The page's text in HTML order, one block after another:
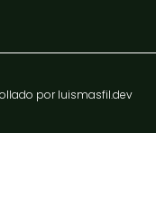
por luismasfil.dev